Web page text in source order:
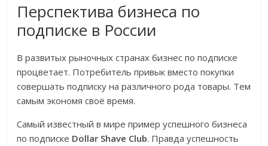
Перспектива бизнеса по
подписке в России
В развитых рыночных странах бизнес по подписке
процветает. Потребитель привык вместо покупки
совершать подписку на различного рода товары. Тем
самым экономя своё время.
Самый известный в мире пример успешного бизнеса
по подписке Dollar Shave Club. Правда успешность